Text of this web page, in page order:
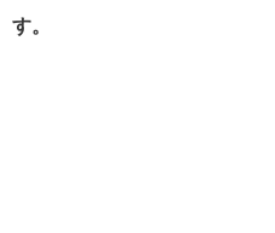
す。